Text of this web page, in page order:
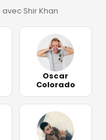
Shir Khan
Oscar
Colorado